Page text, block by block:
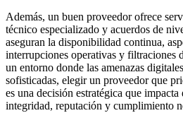
Además, un buen proveedor ofrece
técnico especializado y acuerdos de
aseguran la disponibilidad continua,
interrupciones operativas y filtraciones
un entorno donde las amenazas
sofisticadas, elegir un proveedor que
es una decisión estratégica que impacta
integridad, reputación y cumplimiento